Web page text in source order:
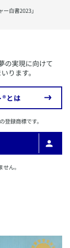
白書2023」
の実現に向けて
ります。
®とは
録商標です。
ん。